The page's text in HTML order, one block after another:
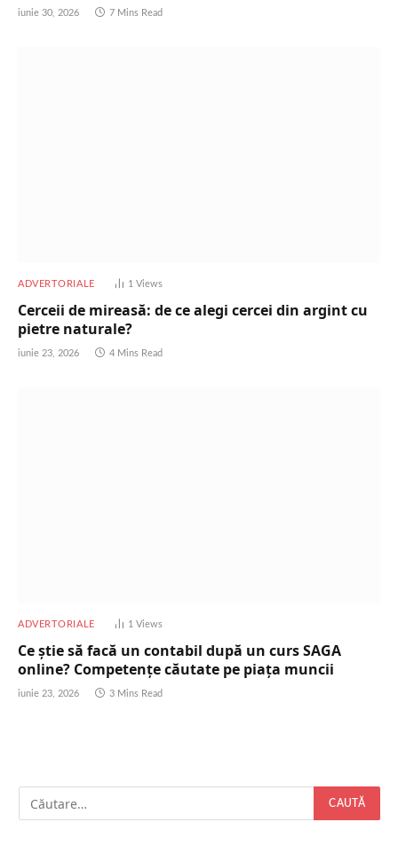
iunie 30, 2026 7 Mins Read
ADVERTORIALE 1 Views
Cerceii de mireasă: de ce alegi cercei din argint cu
pietre naturale?
iunie 23, 2026 4 Mins Read
ADVERTORIALE 1 Views
Ce știe să facă un contabil după un curs SAGA
online? Competențe căutate pe piața muncii
iunie 23, 2026 3 Mins Read